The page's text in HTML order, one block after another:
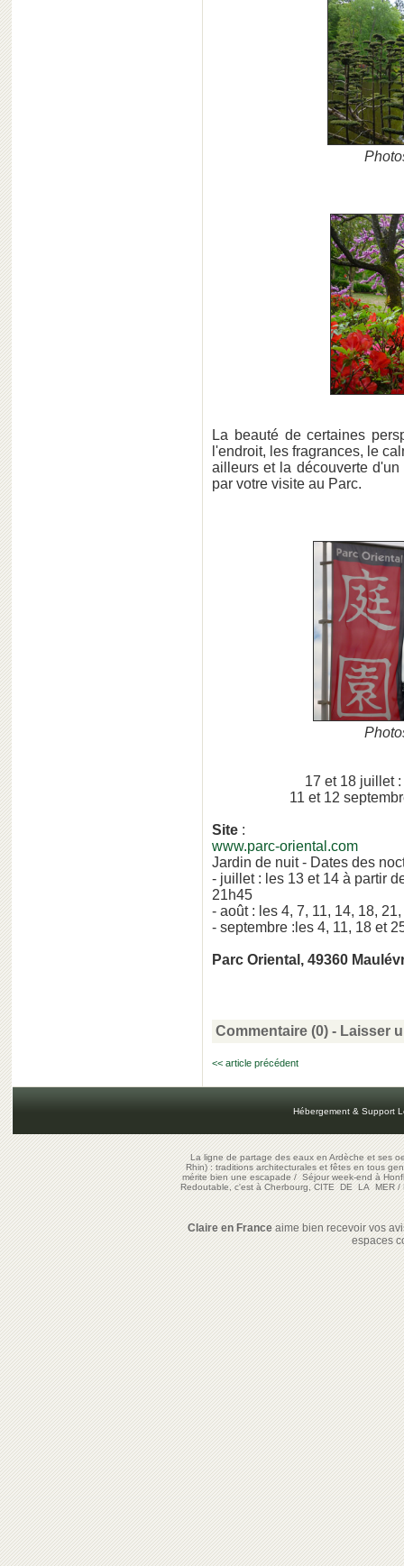
La beauté de certaines
l'endroit, les fragrances, le
ailleurs et la découverte
par votre visite au Parc.
17 et 18 juillet
11 et 12
Site :
www.parc-oriental.com
Jardin de nuit - Dates des
- juillet : les 13 et 14 à partir
21h45
- août : les 4, 7, 11, 14, 18,
- septembre :les 4, 11, 18 et
Parc Oriental, 49360
Commentaire (0) - Laisser
<< article précédent
Hébergement & Support
La ligne de partage des eaux en Ardèche et ses
Rhin) : traditions architecturales et fêtes en tous
mérite bien une escapade/Séjour week-end à
Redoutable, c'est à Cherbourg, CITE DE LA MER/
Claire en Franceaime bien recevoir vos
espaces